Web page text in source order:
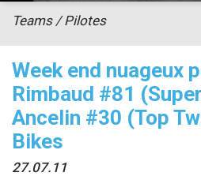
Week end nuageux
Rimbaud #81
Ancelin #30 (Top
Bikes
27.07.11
Teams / Pilotes